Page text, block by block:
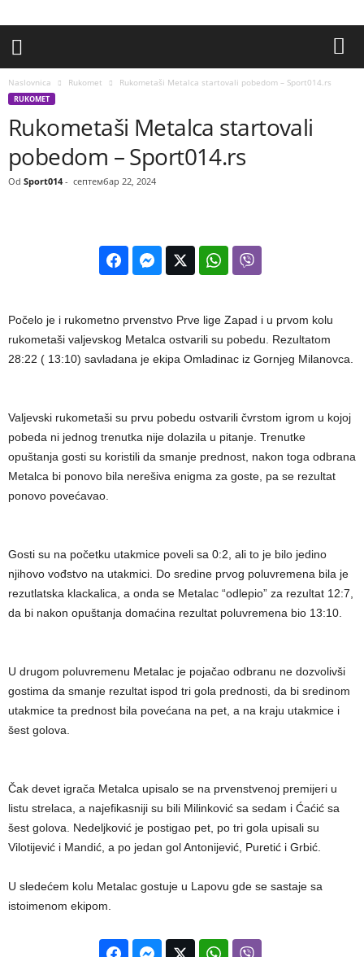
Naslovnica Rukomet Rukometaši Metalca startovali pobedom – Sport014.rs
RUKOMET
Rukometaši Metalca startovali
pobedom – Sport014.rs
Od Sport014- септембар 22, 2024
Počelo je i rukometno prvenstvo Prve lige Zapad i u prvom kolu
rukometaši valjevskog Metalca ostvarili su pobedu. Rezultatom
28:22 ( 13:10) savladana je ekipa Omladinac iz Gornjeg Milanovca.
Valjevski rukometaši su prvu pobedu ostvarili čvrstom igrom u kojoj
pobeda ni jednog trenutka nije dolazila u pitanje. Trenutke
opuštanja gosti su koristili da smanje prednost, nakon toga odbrana
Metalca bi ponovo bila nerešiva enigma za goste, pa se rezultat
ponovo povećavao.
Gosti su na početku utakmice poveli sa 0:2, ali to je bilo jedino
njihovo vođstvo na utakmici. Do sredine prvog poluvremena bila je
rezutlatska klackalica, a onda se Metalac “odlepio” za rezultat 12:7,
da bi nakon opuštanja domaćina rezultat poluvremena bio 13:10.
U drugom poluvremenu Metalac je pojačao odbranu ne dozvolivši
gostima da smanje rezultat ispod tri gola prednosti, da bi sredinom
utakmice ta prednost bila povećana na pet, a na kraju utakmice i
šest golova.
Čak devet igrača Metalca upisalo se na prvenstvenoj premijeri u
listu strelaca, a najefikasniji su bili Milinković sa sedam i Ćaćić sa
šest golova. Nedeljković je postigao pet, po tri gola upisali su
Vilotijević i Mandić, a po jedan gol Antonijević, Puretić i Grbić.
U sledećem kolu Metalac gostuje u Lapovu gde se sastaje sa
istoimenom ekipom.